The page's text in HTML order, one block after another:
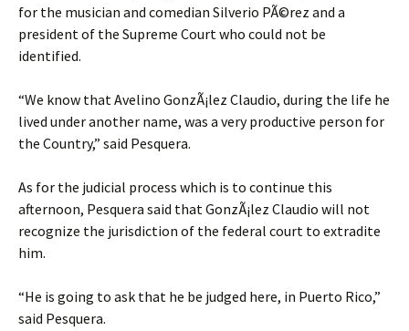
for the musician and comedian Silverio PÃ©rez and a
president of the Supreme Court who could not be
identified.
“We know that Avelino GonzÃ¡lez Claudio, during the life he
lived under another name, was a very productive person for
the Country,” said Pesquera.
As for the judicial process which is to continue this
afternoon, Pesquera said that GonzÃ¡lez Claudio will not
recognize the jurisdiction of the federal court to extradite
him.
“He is going to ask that he be judged here, in Puerto Rico,”
said Pesquera.